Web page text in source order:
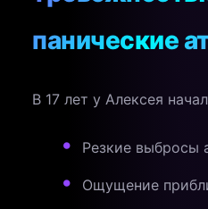
панические
В 17 лет у Алексея
Резкие выбросы
Ощущение